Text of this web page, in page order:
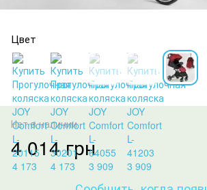
Цвет
Нет в наличии
4 014 грн